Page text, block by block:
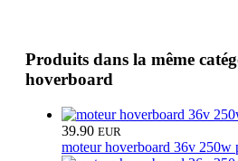
Produits dans la même
hoverboard
39.90 EUR
moteur hoverboard 36v 250w